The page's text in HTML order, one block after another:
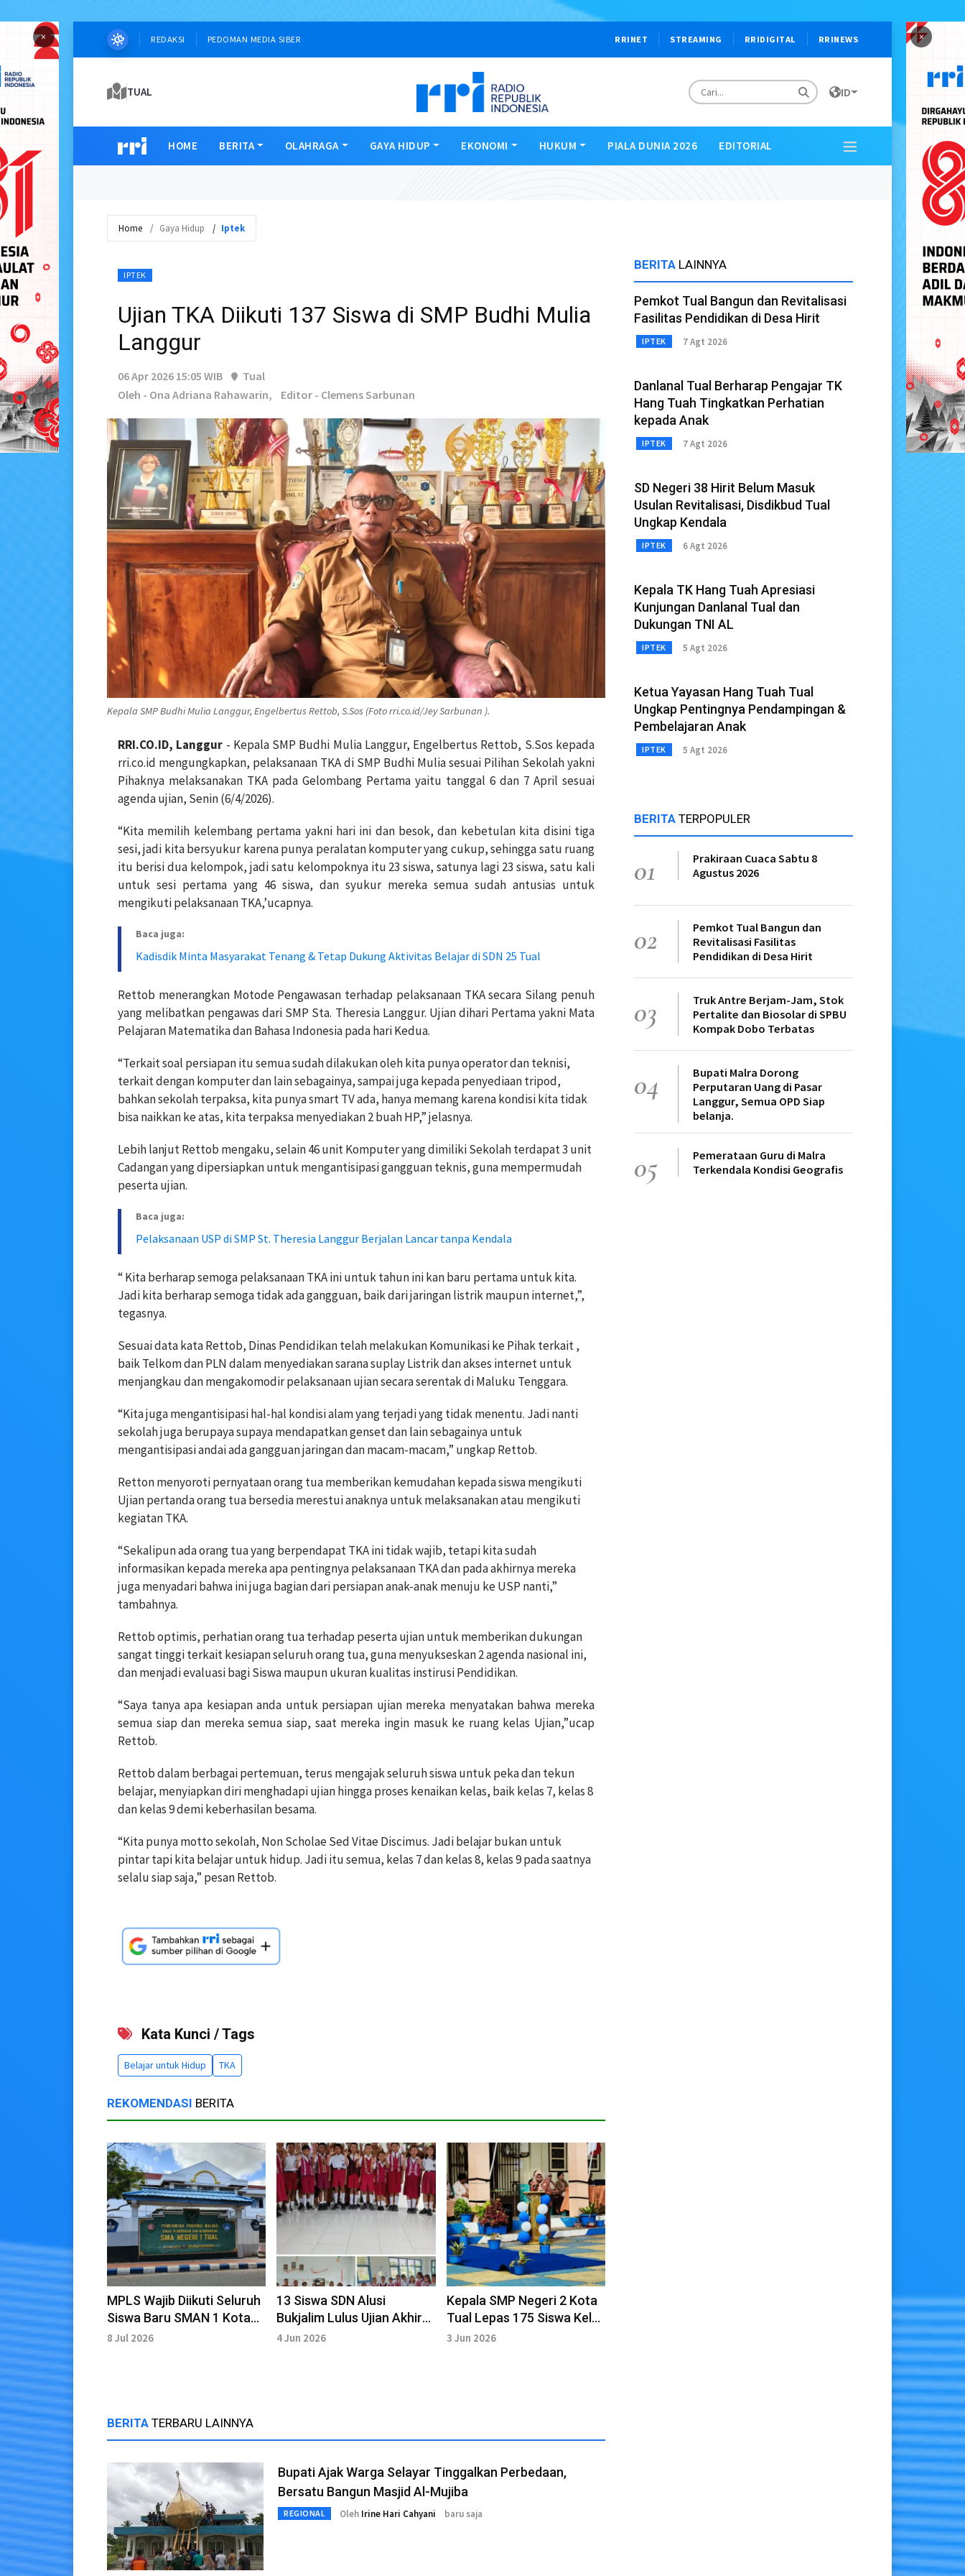
× ×
REDAKSI PEDOMAN MEDIA SIBER RRINET STREAMING RRIDIGITAL RRINEWS
TUAL ID
HOME BERITA OLAHRAGA GAYA HIDUP EKONOMI HUKUM PIALA DUNIA 2026 EDITORIAL
Home Gaya Hidup Iptek
IPTEK
Ujian TKA Diikuti 137 Siswa di SMP Budhi Mulia
Langgur
06 Apr 2026 15:05 WIB
Tual
Oleh - Ona Adriana Rahawarin,
Editor - Clemens Sarbunan
Kepala SMP Budhi Mulia Langgur, Engelbertus Rettob, S.Sos (Foto rri.co.id/Jey Sarbunan ).
RRI.CO.ID, Langgur - Kepala SMP Budhi Mulia Langgur, Engelbertus Rettob, S.Sos kepada
rri.co.id mengungkapkan, pelaksanaan TKA di SMP Budhi Mulia sesuai Pilihan Sekolah yakni
Pihaknya melaksanakan TKA pada Gelombang Pertama yaitu tanggal 6 dan 7 April sesuai
agenda ujian, Senin (6/4/2026).
“Kita memilih kelembang pertama yakni hari ini dan besok, dan kebetulan kita disini tiga
sesi, jadi kita bersyukur karena punya peralatan komputer yang cukup, sehingga satu ruang
itu berisi dua kelompok, jadi satu kelompoknya itu 23 siswa, satunya lagi 23 siswa, satu kali
untuk sesi pertama yang 46 siswa, dan syukur mereka semua sudah antusias untuk
mengikuti pelaksanaan TKA,’ucapnya.
Baca juga:
Kadisdik Minta Masyarakat Tenang & Tetap Dukung Aktivitas Belajar di SDN 25 Tual
Rettob menerangkan Motode Pengawasan terhadap pelaksanaan TKA secara Silang penuh
yang melibatkan pengawas dari SMP Sta. Theresia Langgur. Ujian dihari Pertama yakni Mata
Pelajaran Matematika dan Bahasa Indonesia pada hari Kedua.
“Terkait soal persiapan itu semua sudah dilakukan oleh kita punya operator dan teknisi,
terkait dengan komputer dan lain sebagainya, sampai juga kepada penyediaan tripod,
bahkan sekolah terpaksa, kita punya smart TV ada, hanya memang karena kondisi kita tidak
bisa naikkan ke atas, kita terpaksa menyediakan 2 buah HP,” jelasnya.
Lebih lanjut Rettob mengaku, selain 46 unit Komputer yang dimiliki Sekolah terdapat 3 unit
Cadangan yang dipersiapkan untuk mengantisipasi gangguan teknis, guna mempermudah
peserta ujian.
Baca juga:
Pelaksanaan USP di SMP St. Theresia Langgur Berjalan Lancar tanpa Kendala
“ Kita berharap semoga pelaksanaan TKA ini untuk tahun ini kan baru pertama untuk kita.
Jadi kita berharap semoga tidak ada gangguan, baik dari jaringan listrik maupun internet,”,
tegasnya.
Sesuai data kata Rettob, Dinas Pendidikan telah melakukan Komunikasi ke Pihak terkait ,
baik Telkom dan PLN dalam menyediakan sarana suplay Listrik dan akses internet untuk
menjangkau dan mengakomodir pelaksanaan ujian secara serentak di Maluku Tenggara.
“Kita juga mengantisipasi hal-hal kondisi alam yang terjadi yang tidak menentu. Jadi nanti
sekolah juga berupaya supaya mendapatkan genset dan lain sebagainya untuk
mengantisipasi andai ada gangguan jaringan dan macam-macam,” ungkap Rettob.
Retton menyoroti pernyataan orang tua memberikan kemudahan kepada siswa mengikuti
Ujian pertanda orang tua bersedia merestui anaknya untuk melaksanakan atau mengikuti
kegiatan TKA.
“Sekalipun ada orang tua yang berpendapat TKA ini tidak wajib, tetapi kita sudah
informasikan kepada mereka apa pentingnya pelaksanaan TKA dan pada akhirnya mereka
juga menyadari bahwa ini juga bagian dari persiapan anak-anak menuju ke USP nanti,”
tambahnya.
Rettob optimis, perhatian orang tua terhadap peserta ujian untuk memberikan dukungan
sangat tinggi terkait kesiapan seluruh orang tua, guna menyukseskan 2 agenda nasional ini,
dan menjadi evaluasi bagi Siswa maupun ukuran kualitas instirusi Pendidikan.
“Saya tanya apa kesiapan anda untuk persiapan ujian mereka menyatakan bahwa mereka
semua siap dan mereka semua siap, saat mereka ingin masuk ke ruang kelas Ujian,”ucap
Rettob.
Rettob dalam berbagai pertemuan, terus mengajak seluruh siswa untuk peka dan tekun
belajar, menyiapkan diri menghadapi ujian hingga proses kenaikan kelas, baik kelas 7, kelas 8
dan kelas 9 demi keberhasilan besama.
“Kita punya motto sekolah, Non Scholae Sed Vitae Discimus. Jadi belajar bukan untuk
pintar tapi kita belajar untuk hidup. Jadi itu semua, kelas 7 dan kelas 8, kelas 9 pada saatnya
selalu siap saja,” pesan Rettob.
Kata Kunci / Tags
Belajar untuk Hidup TKA
REKOMENDASI BERITA
MPLS Wajib Diikuti Seluruh
Siswa Baru SMAN 1 Kota
Tual
8 Jul 2026
13 Siswa SDN Alusi
Bukjalim Lulus Ujian Akhir
Sekolah Tahun 2026
4 Jun 2026
Kepala SMP Negeri 2 Kota
Tual Lepas 175 Siswa Kelas
IX dengan Penuh Haru
3 Jun 2026
BERITA TERBARU LAINNYA
Bupati Ajak Warga Selayar Tinggalkan Perbedaan,
Bersatu Bangun Masjid Al-Mujiba
REGIONAL Oleh Irine Hari Cahyani baru saja
BERITA LAINNYA
Pemkot Tual Bangun dan Revitalisasi
Fasilitas Pendidikan di Desa Hirit
IPTEK 7 Agt 2026
Danlanal Tual Berharap Pengajar TK
Hang Tuah Tingkatkan Perhatian
kepada Anak
IPTEK 7 Agt 2026
SD Negeri 38 Hirit Belum Masuk
Usulan Revitalisasi, Disdikbud Tual
Ungkap Kendala
IPTEK 6 Agt 2026
Kepala TK Hang Tuah Apresiasi
Kunjungan Danlanal Tual dan
Dukungan TNI AL
IPTEK 5 Agt 2026
Ketua Yayasan Hang Tuah Tual
Ungkap Pentingnya Pendampingan &
Pembelajaran Anak
IPTEK 5 Agt 2026
BERITA TERPOPULER
01
Prakiraan Cuaca Sabtu 8
Agustus 2026
02
Pemkot Tual Bangun dan
Revitalisasi Fasilitas
Pendidikan di Desa Hirit
03
Truk Antre Berjam-Jam, Stok
Pertalite dan Biosolar di SPBU
Kompak Dobo Terbatas
04
Bupati Malra Dorong
Perputaran Uang di Pasar
Langgur, Semua OPD Siap
belanja.
05
Pemerataan Guru di Malra
Terkendala Kondisi Geografis